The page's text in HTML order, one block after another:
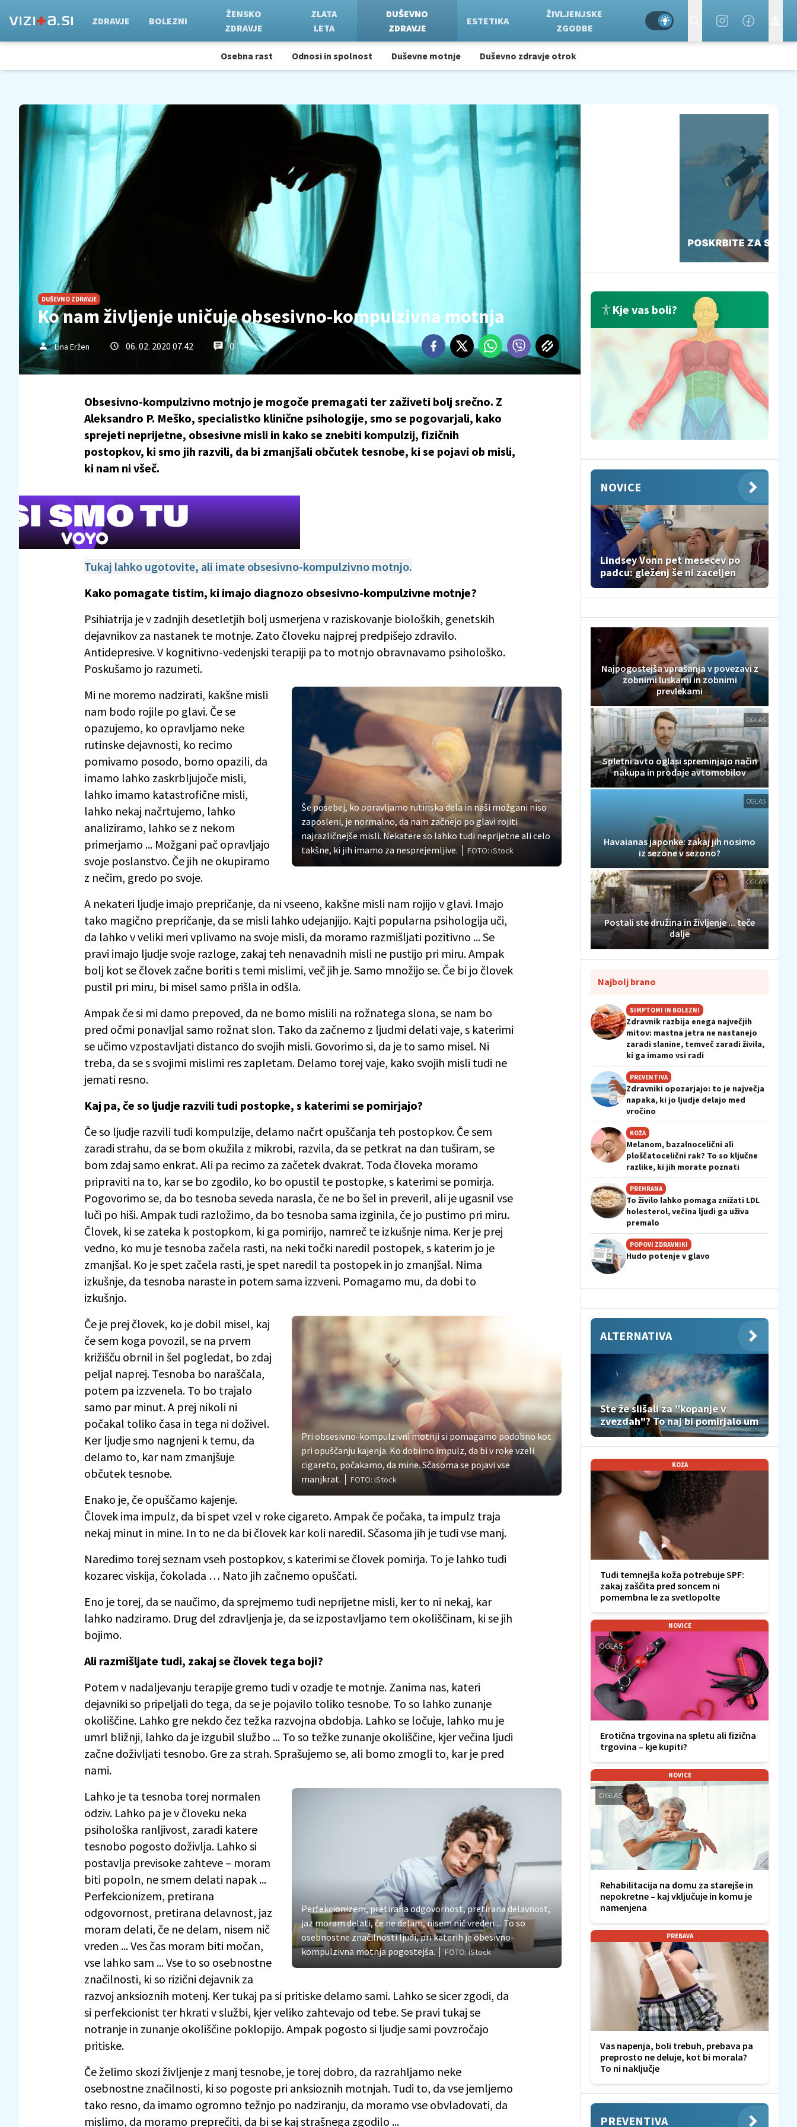
ZDRAVJE BOLEZNI
ŽENSKO
ZDRAVJE
ZLATA
LETA
DUŠEVNO
ZDRAVJE
ESTETIKA
ŽIVLJENJSKE
ZGODBE
Osebna rast Odnosi in spolnost Duševne motnje Duševno zdravje otrok
DUŠEVNO ZDRAVJE
Ko nam življenje uničuje obsesivno-kompulzivna motnja
Lina Eržen 06. 02. 2020 07.42 0
Obsesivno-kompulzivno motnjo je mogoče premagati ter zaživeti bolj srečno. Z
Aleksandro P. Meško, specialistko klinične psihologije, smo se pogovarjali, kako
sprejeti neprijetne, obsesivne misli in kako se znebiti kompulzij, fizičnih
postopkov, ki smo jih razvili, da bi zmanjšali občutek tesnobe, ki se pojavi ob misli,
ki nam ni všeč.
Tukaj lahko ugotovite, ali imate obsesivno-kompulzivno motnjo.
Kako pomagate tistim, ki imajo diagnozo obsesivno-kompulzivne motnje?
Psihiatrija je v zadnjih desetletjih bolj usmerjena v raziskovanje bioloških, genetskih
dejavnikov za nastanek te motnje. Zato človeku najprej predpišejo zdravilo.
Antidepresive. V kognitivno-vedenjski terapiji pa to motnjo obravnavamo psihološko.
Poskušamo jo razumeti.
Še posebej, ko opravljamo rutinska dela in naši možgani niso
zaposleni, je normalno, da nam začnejo po glavi rojiti
najrazličnejše misli. Nekatere so lahko tudi neprijetne ali celo
takšne, ki jih imamo za nesprejemljive.
FOTO: iStock
Mi ne moremo nadzirati, kakšne misli
nam bodo rojile po glavi. Če se
opazujemo, ko opravljamo neke
rutinske dejavnosti, ko recimo
pomivamo posodo, bomo opazili, da
imamo lahko zaskrbljujoče misli,
lahko imamo katastrofične misli,
lahko nekaj načrtujemo, lahko
analiziramo, lahko se z nekom
primerjamo ... Možgani pač opravljajo
svoje poslanstvo. Če jih ne okupiramo
z nečim, gredo po svoje.
A nekateri ljudje imajo prepričanje, da ni vseeno, kakšne misli nam rojijo v glavi. Imajo
tako magično prepričanje, da se misli lahko udejanjijo. Kajti popularna psihologija uči,
da lahko v veliki meri vplivamo na svoje misli, da moramo razmišljati pozitivno ... Se
pravi imajo ljudje svoje razloge, zakaj teh nenavadnih misli ne pustijo pri miru. Ampak
bolj kot se človek začne boriti s temi mislimi, več jih je. Samo množijo se. Če bi jo človek
pustil pri miru, bi misel samo prišla in odšla.
Ampak če si mi damo prepoved, da ne bomo mislili na rožnatega slona, se nam bo
pred očmi ponavljal samo rožnat slon. Tako da začnemo z ljudmi delati vaje, s katerimi
se učimo vzpostavljati distanco do svojih misli. Govorimo si, da je to samo misel. Ni
treba, da se s svojimi mislimi res zapletam. Delamo torej vaje, kako svojih misli tudi ne
jemati resno.
Kaj pa, če so ljudje razvili tudi postopke, s katerimi se pomirjajo?
Če so ljudje razvili tudi kompulzije, delamo načrt opuščanja teh postopkov. Če sem
zaradi strahu, da se bom okužila z mikrobi, razvila, da se petkrat na dan tuširam, se
bom zdaj samo enkrat. Ali pa recimo za začetek dvakrat. Toda človeka moramo
pripraviti na to, kar se bo zgodilo, ko bo opustil te postopke, s katerimi se pomirja.
Pogovorimo se, da bo tesnoba seveda narasla, če ne bo šel in preveril, ali je ugasnil vse
luči po hiši. Ampak tudi razložimo, da bo tesnoba sama izginila, če jo pustimo pri miru.
Človek, ki se zateka k postopkom, ki ga pomirijo, namreč te izkušnje nima. Ker je prej
vedno, ko mu je tesnoba začela rasti, na neki točki naredil postopek, s katerim jo je
zmanjšal. Ko je spet začela rasti, je spet naredil ta postopek in jo zmanjšal. Nima
izkušnje, da tesnoba naraste in potem sama izzveni. Pomagamo mu, da dobi to
izkušnjo.
Pri obsesivno-kompulzivni motnji si pomagamo podobno kot
pri opuščanju kajenja. Ko dobimo impulz, da bi v roke vzeli
cigareto, počakamo, da mine. Sčasoma se pojavi vse
manjkrat.
FOTO: iStock
Če je prej človek, ko je dobil misel, kaj
če sem koga povozil, se na prvem
križišču obrnil in šel pogledat, bo zdaj
peljal naprej. Tesnoba bo naraščala,
potem pa izzvenela. To bo trajalo
samo par minut. A prej nikoli ni
počakal toliko časa in tega ni doživel.
Ker ljudje smo nagnjeni k temu, da
delamo to, kar nam zmanjšuje
občutek tesnobe.
Enako je, če opuščamo kajenje.
Človek ima impulz, da bi spet vzel v roke cigareto. Ampak če počaka, ta impulz traja
nekaj minut in mine. In to ne da bi človek kar koli naredil. Sčasoma jih je tudi vse manj.
Naredimo torej seznam vseh postopkov, s katerimi se človek pomirja. To je lahko tudi
kozarec viskija, čokolada … Nato jih začnemo opuščati.
Eno je torej, da se naučimo, da sprejmemo tudi neprijetne misli, ker to ni nekaj, kar
lahko nadziramo. Drug del zdravljenja je, da se izpostavljamo tem okoliščinam, ki se jih
bojimo.
Ali razmišljate tudi, zakaj se človek tega boji?
Potem v nadaljevanju terapije gremo tudi v ozadje te motnje. Zanima nas, kateri
dejavniki so pripeljali do tega, da se je pojavilo toliko tesnobe. To so lahko zunanje
okoliščine. Lahko gre nekdo čez težka razvojna obdobja. Lahko se ločuje, lahko mu je
umrl bližnji, lahko da je izgubil službo ... To so težke zunanje okoliščine, kjer večina ljudi
začne doživljati tesnobo. Gre za strah. Sprašujemo se, ali bomo zmogli to, kar je pred
nami.
Perfekcionizem, pretirana odgovornost, pretirana delavnost,
jaz moram delati, če ne delam, nisem nič vreden ... To so
osebnostne značilnosti ljudi, pri katerih je obesivno-
kompulzivna motnja pogostejša.
FOTO: iStock
Lahko je ta tesnoba torej normalen
odziv. Lahko pa je v človeku neka
psihološka ranljivost, zaradi katere
tesnobo pogosto doživlja. Lahko si
postavlja previsoke zahteve – moram
biti popoln, ne smem delati napak ...
Perfekcionizem, pretirana
odgovornost, pretirana delavnost, jaz
moram delati, če ne delam, nisem nič
vreden ... Ves čas moram biti močan,
vse lahko sam ... Vse to so osebnostne
značilnosti, ki so rizični dejavnik za
razvoj anksioznih motenj. Ker tukaj pa si pritiske delamo sami. Lahko se sicer zgodi, da
si perfekcionist ter hkrati v službi, kjer veliko zahtevajo od tebe. Se pravi tukaj se
notranje in zunanje okoliščine poklopijo. Ampak pogosto si ljudje sami povzročajo
pritiske.
Če želimo skozi življenje z manj tesnobe, je torej dobro, da razrahljamo neke
osebnostne značilnosti, ki so pogoste pri anksioznih motnjah. Tudi to, da vse jemljemo
tako resno, da imamo ogromno težnjo po nadziranju, da moramo vse obvladovati, da
mislimo, da moramo preprečiti, da bi se kaj strašnega zgodilo ...
Kje vas boli?
NOVICE
Lindsey Vonn pet mesecev po
padcu: gleženj še ni zaceljen
Najpogostejša vprašanja v povezavi z
zobnimi luskami in zobnimi
prevlekami
OGLAS
Spletni avto oglasi spreminjajo način
nakupa in prodaje avtomobilov
OGLAS
Havaianas japonke: zakaj jih nosimo
iz sezone v sezono?
OGLAS
Postali ste družina in življenje ... teče
dalje
Najbolj brano
SIMPTOMI IN BOLEZNI
Zdravnik razbija enega največjih
mitov: mastna jetra ne nastanejo
zaradi slanine, temveč zaradi živila,
ki ga imamo vsi radi
PREVENTIVA
Zdravniki opozarjajo: to je največja
napaka, ki jo ljudje delajo med
vročino
KOŽA
Melanom, bazalnocelični ali
ploščatocelični rak? To so ključne
razlike, ki jih morate poznati
PREHRANA
To živilo lahko pomaga znižati LDL
holesterol, večina ljudi ga uživa
premalo
POPOVI ZDRAVNIKI
Hudo potenje v glavo
ALTERNATIVA
Ste že slišali za "kopanje v
zvezdah"? To naj bi pomirjalo um
KOŽA
Tudi temnejša koža potrebuje SPF:
zakaj zaščita pred soncem ni
pomembna le za svetlopolte
NOVICE
OGLAS
Erotična trgovina na spletu ali fizična
trgovina – kje kupiti?
NOVICE
OGLAS
Rehabilitacija na domu za starejše in
nepokretne – kaj vključuje in komu je
namenjena
PREBAVA
Vas napenja, boli trebuh, prebava pa
preprosto ne deluje, kot bi morala?
To ni naključje
PREVENTIVA